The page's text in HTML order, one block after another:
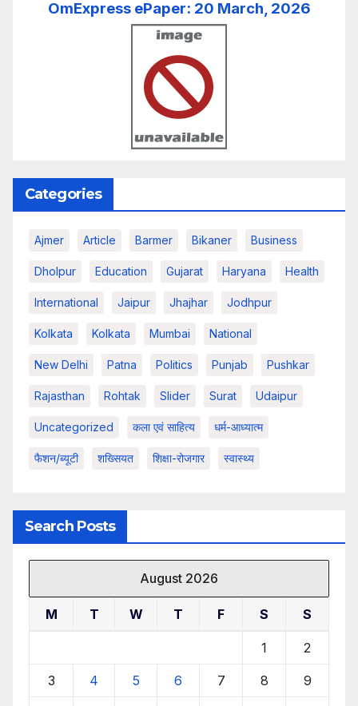
OmExpress ePaper: 20 March, 2026
Categories
Ajmer Article Barmer Bikaner Business
Dholpur Education Gujarat Haryana Health
International Jaipur Jhajhar Jodhpur
Kolkata Kolkata Mumbai National
New Delhi Patna Politics Punjab Pushkar
Rajasthan Rohtak Slider Surat Udaipur
Uncategorized कला एवं साहित्य धर्म-आध्यात्म
फैशन/ब्यूटी शख्सियत शिक्षा-रोजगार स्वास्थ्य
Search Posts
August 2026
M T W T F S S
1 2
3 4 5 6 7 8 9